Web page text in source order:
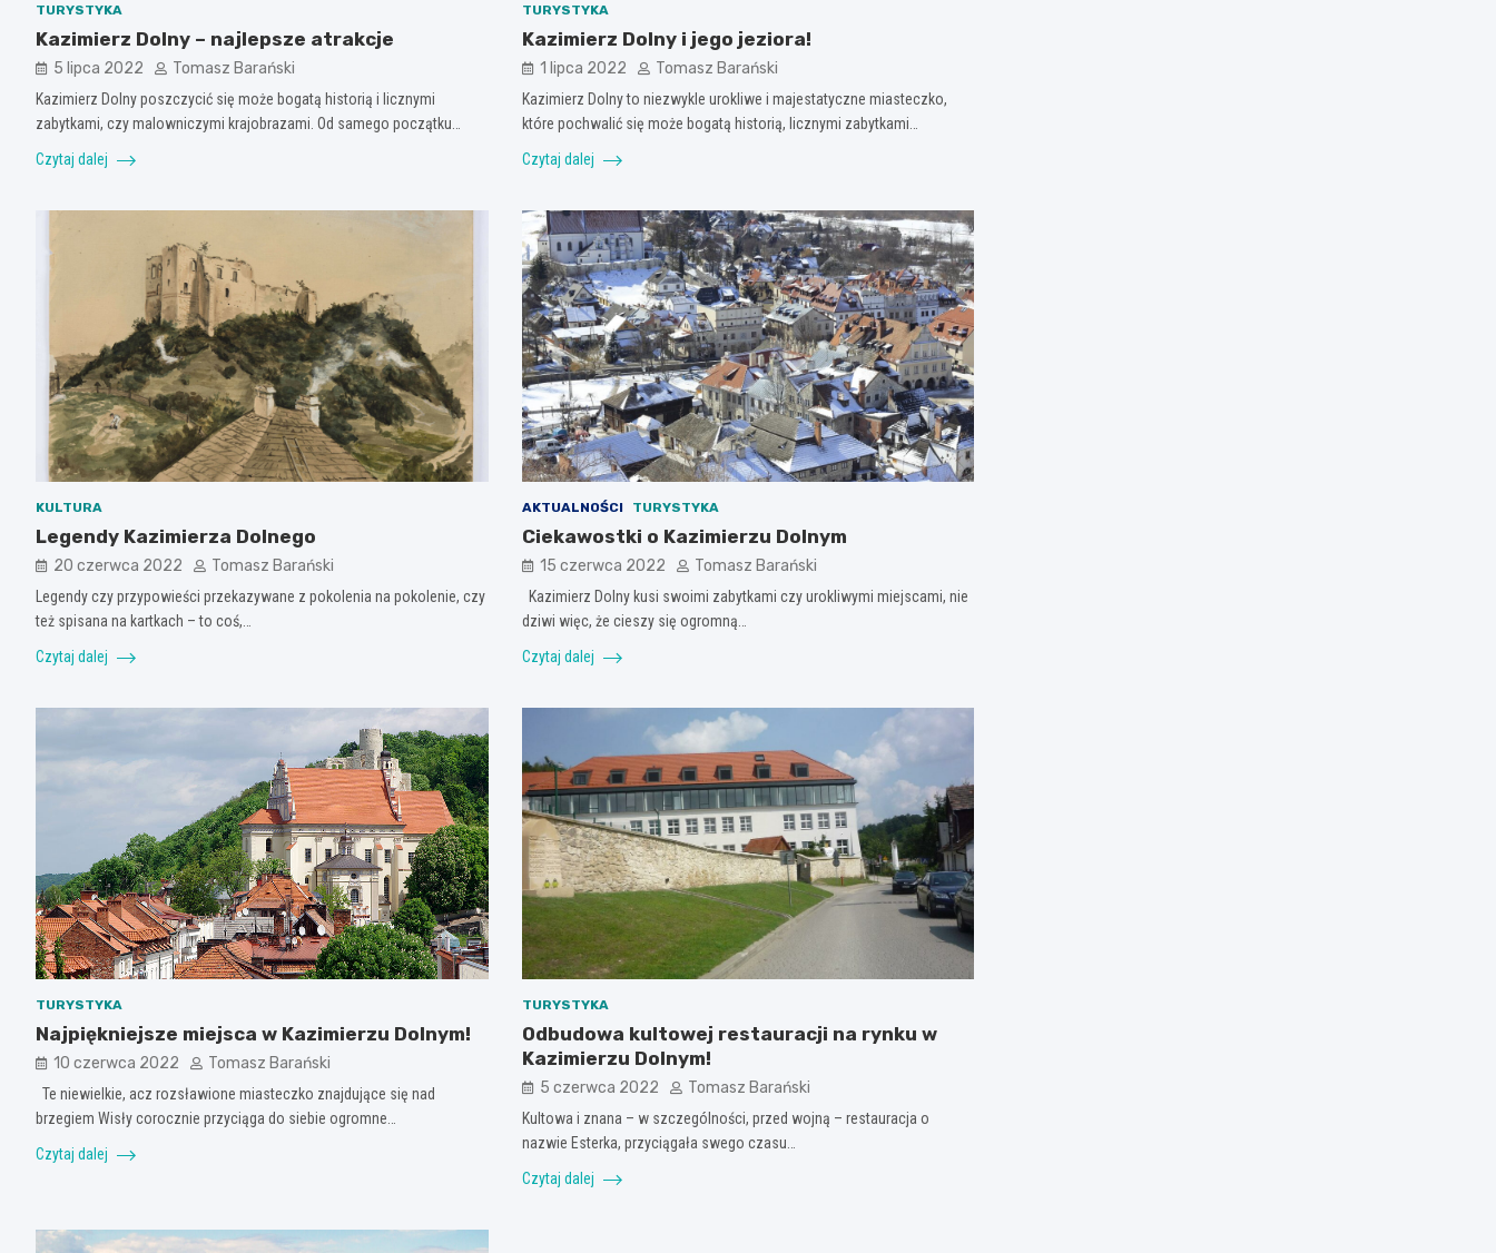
TURYSTYKA
Kazimierz Dolny – najlepsze atrakcje
5 lipca 2022 Tomasz Barański
Kazimierz Dolny poszczycić się może bogatą historią i licznymi
zabytkami, czy malowniczymi krajobrazami. Od samego początku…
Czytaj dalej
TURYSTYKA
Kazimierz Dolny i jego jeziora!
1 lipca 2022 Tomasz Barański
Kazimierz Dolny to niezwykle urokliwe i majestatyczne miasteczko,
które pochwalić się może bogatą historią, licznymi zabytkami…
Czytaj dalej
KULTURA
Legendy Kazimierza Dolnego
20 czerwca 2022 Tomasz Barański
Legendy czy przypowieści przekazywane z pokolenia na pokolenie, czy
też spisana na kartkach – to coś,…
Czytaj dalej
AKTUALNOŚCI TURYSTYKA
Ciekawostki o Kazimierzu Dolnym
15 czerwca 2022 Tomasz Barański
Kazimierz Dolny kusi swoimi zabytkami czy urokliwymi miejscami, nie
dziwi więc, że cieszy się ogromną…
Czytaj dalej
TURYSTYKA
Najpiękniejsze miejsca w Kazimierzu Dolnym!
10 czerwca 2022 Tomasz Barański
Te niewielkie, acz rozsławione miasteczko znajdujące się nad
brzegiem Wisły corocznie przyciąga do siebie ogromne…
Czytaj dalej
TURYSTYKA
Odbudowa kultowej restauracji na rynku w
Kazimierzu Dolnym!
5 czerwca 2022 Tomasz Barański
Kultowa i znana – w szczególności, przed wojną – restauracja o
nazwie Esterka, przyciągała swego czasu…
Czytaj dalej